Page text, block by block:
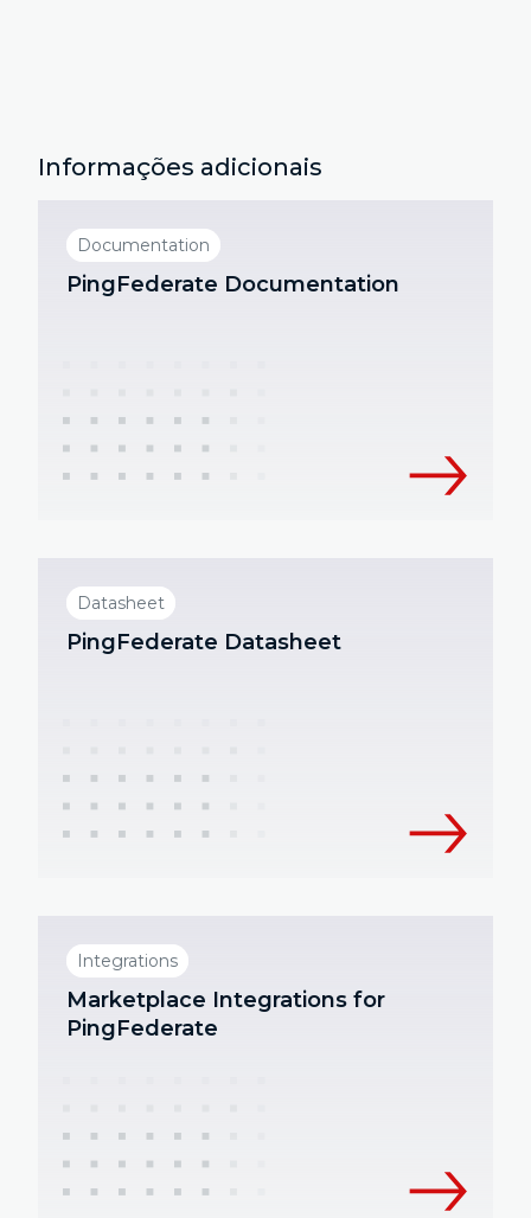
Informações adicionais
Documentation
PingFederate Documentation
Datasheet
PingFederate Datasheet
Integrations
Marketplace Integrations for
PingFederate